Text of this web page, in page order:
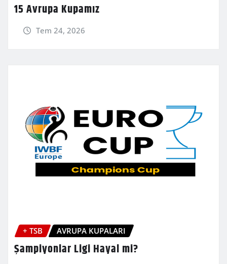
15 Avrupa Kupamız
Tem 24, 2026
+ TSB AVRUPA KUPALARI
Şampiyonlar Ligi Hayal mi?